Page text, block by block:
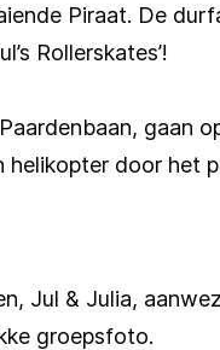
Piraat. De
Rollerskates’!
gaan
helikopter door het
Jul & Julia,
groepsfoto.